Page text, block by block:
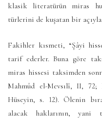
klasik literatürün miras
türlerini de kuşatan bir açıyla
Fakihler kısmeti, “Şâyi
tarif ederler. Buna göre
miras hissesi taksimden
Mahmûd el-Mevsılî, II,
Hüseyin, s. 12). Ölenin
alacak haklarının, yani